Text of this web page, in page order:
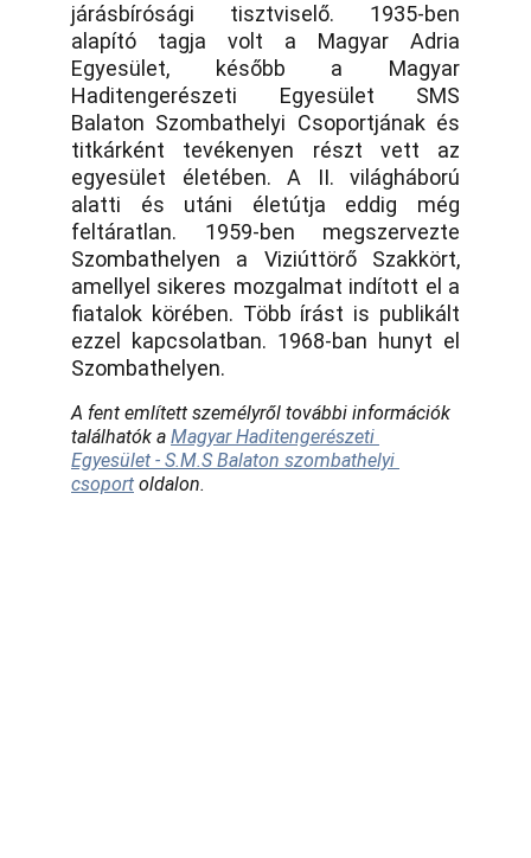
járásbírósági tisztviselő. 1935-ben
alapító tagja volt a Magyar Adria
Egyesület, később a Magyar
Haditengerészeti Egyesület SMS
Balaton Szombathelyi Csoportjának és
titkárként tevékenyen részt vett az
egyesület életében. A II. világháború
alatti és utáni életútja eddig még
feltáratlan. 1959-ben megszervezte
Szombathelyen a Viziúttörő Szakkört,
amellyel sikeres mozgalmat indított el a
fiatalok körében. Több írást is publikált
ezzel kapcsolatban. 1968-ban hunyt el
Szombathelyen.
A fent említett személyről további információk
találhatók a Magyar Haditengerészeti
Egyesület - S.M.S Balaton szombathelyi
csoport oldalon.